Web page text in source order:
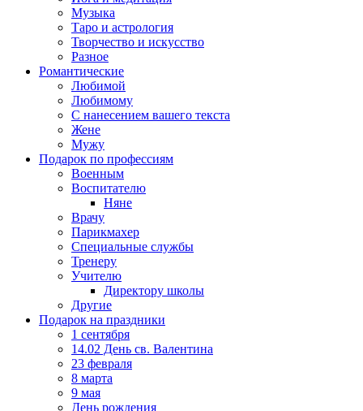
Музыка
Таро и астрология
Творчество и искусство
Разное
Романтические
Любимой
Любимому
С нанесением вашего текста
Жене
Мужу
Подарок по профессиям
Военным
Воспитателю
Няне
Врачу
Парикмахер
Специальные службы
Тренеру
Учителю
Директору школы
Другие
Подарок на праздники
1 сентября
14.02 День св. Валентина
23 февраля
8 марта
9 мая
День рождения